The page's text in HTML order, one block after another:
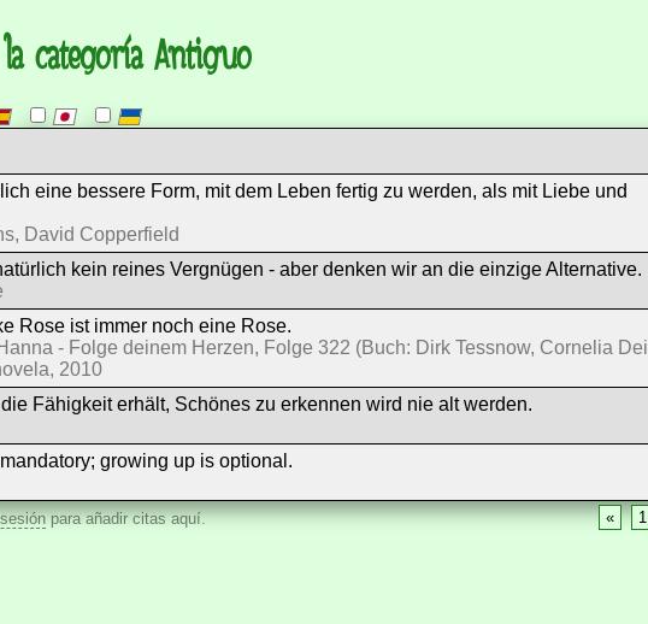
categoría Antiguo
eine bessere Form, mit dem Leben fertig zu werden, als mit Liebe und
David Copperfield
kein reines Vergnügen - aber denken wir an die einzige Alternative.
Rose ist immer noch eine Rose.
- Folge deinem Herzen, Folge 322 (Buch: Dirk Tessnow, Cornelia Deil
2010
Fähigkeit erhält, Schönes zu erkennen wird nie alt werden.
growing up is optional.
« 1
para añadir citas aquí.